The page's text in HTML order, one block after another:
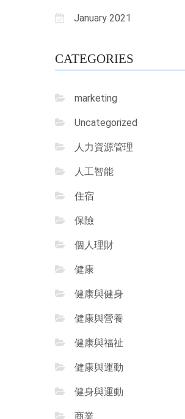
January 2021
CATEGORIES
marketing
Uncategorized
人力資源管理
人工智能
住宿
保險
個人理財
健康
健康與健身
健康與營養
健康與福祉
健康與運動
健身與運動
商業